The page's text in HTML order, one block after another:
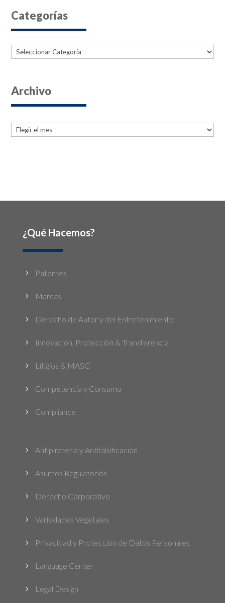
Categorías
Categorías
Archivo
Archives
¿Qué Hacemos?
5 Patentes
5 Marcas
5 Derecho de Autor y del Entretenimiento
5 Innovación, Protección & Transferencia
5 Litigios & MASC
5 Competencia y Consumo
5 Compliance
5 Antipiratería y Antifalsificación
5 Asuntos Regulatorios
5 Derecho Corporativo
5 Variedades Vegetales
5 Privacidad y Protección de Datos Personales
5 Language Center
5 Legal Design